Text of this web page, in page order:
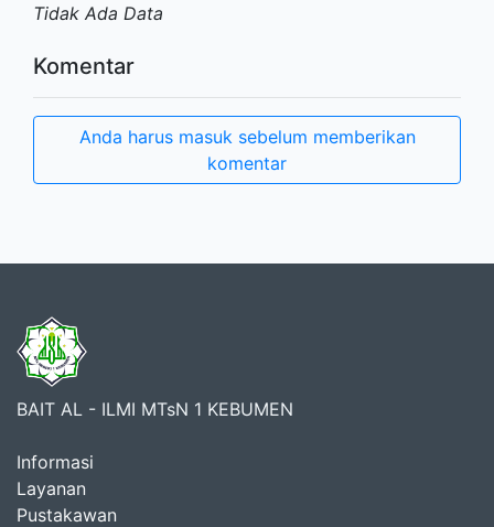
Tidak Ada Data
Komentar
Anda harus masuk sebelum memberikan
komentar
BAIT AL - ILMI MTsN 1 KEBUMEN
Informasi
Layanan
Pustakawan